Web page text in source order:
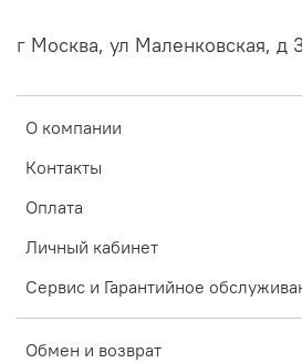
О компании
Контакты
Оплата
Личный кабинет
Сервис и Гарантийное
Обмен и возврат
г Москва, ул Маленковская, д